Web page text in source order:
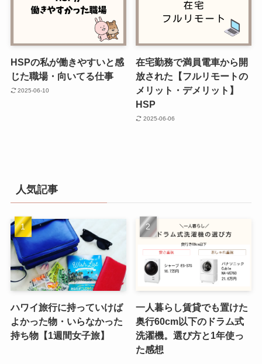
HSPの私が働きやすいと感
じた職場・向いてる仕事
2025-06-10
在宅勤務で満員電車から開
放された【フルリモートの
メリット・デメリット】
HSP
2025-06-06
人気記事
ハワイ旅行に持っていけば
よかった物・いらなかった
持ち物【1週間女子旅】
一人暮らし賃貸でも置けた
奥行60cm以下のドラム式
洗濯機。選び方と1年使っ
た感想